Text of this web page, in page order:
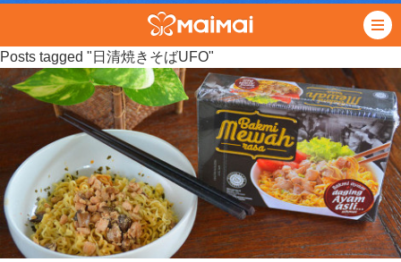
Posts tagged "日清焼きそばUFO"